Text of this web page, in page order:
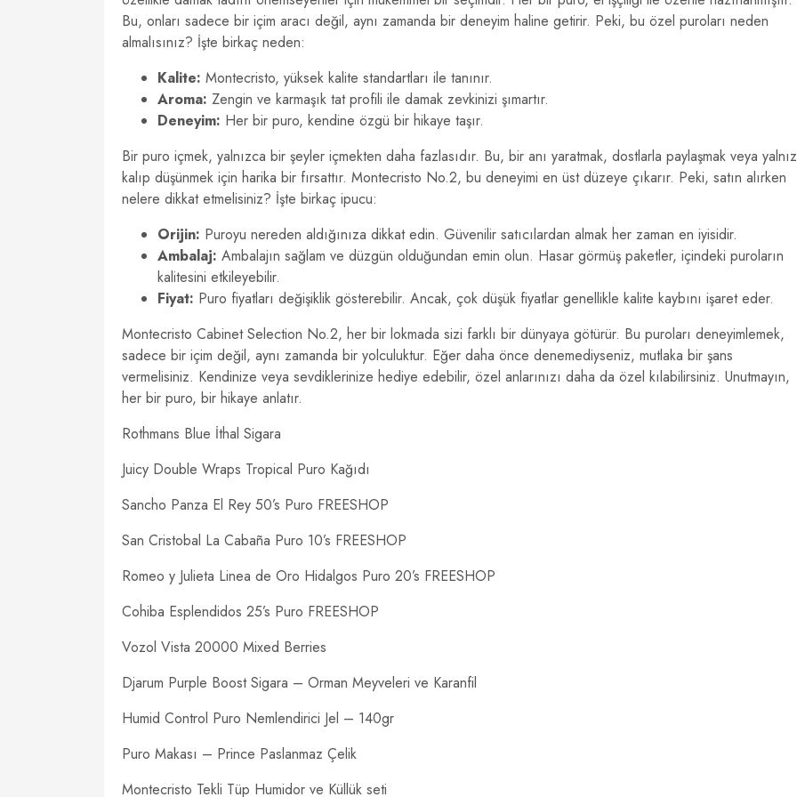
Bu, onları sadece bir içim aracı değil, aynı zamanda bir deneyim haline getirir. Peki, bu özel puroları neden
almalısınız? İşte birkaç neden:
Kalite: Montecristo, yüksek kalite standartları ile tanınır.
Aroma: Zengin ve karmaşık tat profili ile damak zevkinizi şımartır.
Deneyim: Her bir puro, kendine özgü bir hikaye taşır.
Bir puro içmek, yalnızca bir şeyler içmekten daha fazlasıdır. Bu, bir anı yaratmak, dostlarla paylaşmak veya yalnız
kalıp düşünmek için harika bir fırsattır. Montecristo No.2, bu deneyimi en üst düzeye çıkarır. Peki, satın alırken
nelere dikkat etmelisiniz? İşte birkaç ipucu:
Orijin: Puroyu nereden aldığınıza dikkat edin. Güvenilir satıcılardan almak her zaman en iyisidir.
Ambalaj: Ambalajın sağlam ve düzgün olduğundan emin olun. Hasar görmüş paketler, içindeki puroların
kalitesini etkileyebilir.
Fiyat: Puro fiyatları değişiklik gösterebilir. Ancak, çok düşük fiyatlar genellikle kalite kaybını işaret eder.
Montecristo Cabinet Selection No.2, her bir lokmada sizi farklı bir dünyaya götürür. Bu puroları deneyimlemek,
sadece bir içim değil, aynı zamanda bir yolculuktur. Eğer daha önce denemediyseniz, mutlaka bir şans
vermelisiniz. Kendinize veya sevdiklerinize hediye edebilir, özel anlarınızı daha da özel kılabilirsiniz. Unutmayın,
her bir puro, bir hikaye anlatır.
Rothmans Blue İthal Sigara
Juicy Double Wraps Tropical Puro Kağıdı
Sancho Panza El Rey 50’s Puro FREESHOP
San Cristobal La Cabaña Puro 10’s FREESHOP
Romeo y Julieta Linea de Oro Hidalgos Puro 20’s FREESHOP
Cohiba Esplendidos 25’s Puro FREESHOP
Vozol Vista 20000 Mixed Berries
Djarum Purple Boost Sigara – Orman Meyveleri ve Karanfil
Humid Control Puro Nemlendirici Jel – 140gr
Puro Makası – Prince Paslanmaz Çelik
Montecristo Tekli Tüp Humidor ve Küllük seti